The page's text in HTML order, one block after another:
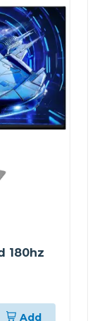
180hz
Add